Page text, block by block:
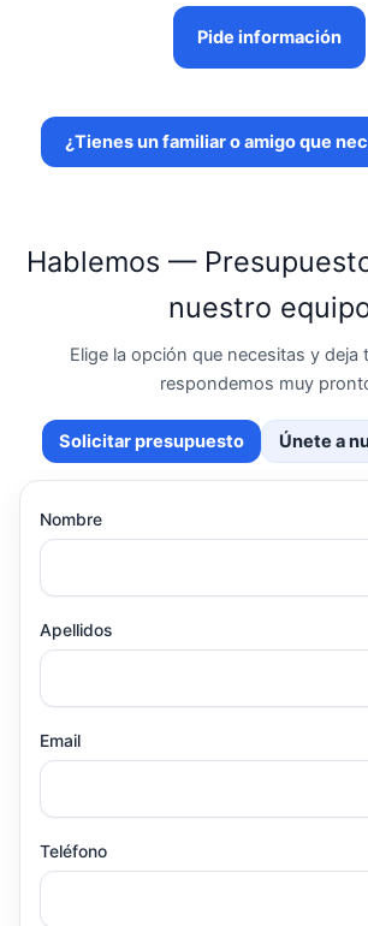
Pide información
¿Tienes un familiar o amigo que
Hablemos —
nuestro
Elige la opción que necesitas y deja
respondemos muy
Solicitar presupuesto Únete a
Nombre
Apellidos
Email
Teléfono